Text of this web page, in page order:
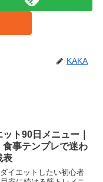
KAKA
ト90日メニュー｜
食事テンプレで迷わ
表
イエットしたい初心者